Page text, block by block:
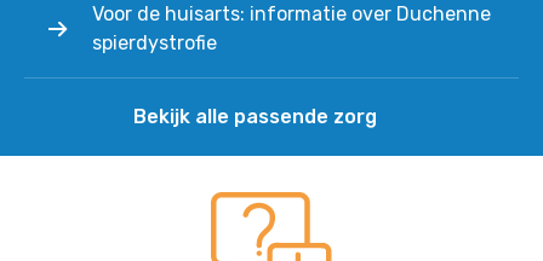
Voor de huisarts: informatie over Duchenne
spierdystrofie
Bekijk alle passende zorg